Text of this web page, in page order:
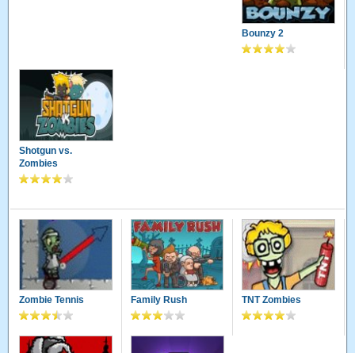
Bounzy 2
Shotgun vs.
Zombies
Zombie Tennis Family Rush TNT Zombies